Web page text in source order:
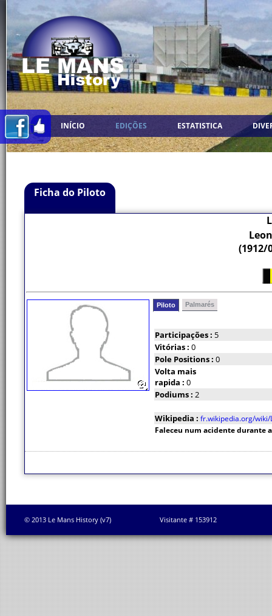
INÍCIO EDIÇÕES ESTATISTICA
Ficha do Piloto
(1912/
Piloto Palmarés
Participações : 5
Vitórias : 0
Pole Positions : 0
Volta mais
rapida : 0
Podiums : 2
Wikipedia : fr.wikipedia.org/wiki/
Faleceu num acidente durante
© 2013 Le Mans History (v7) Visitante # 153912